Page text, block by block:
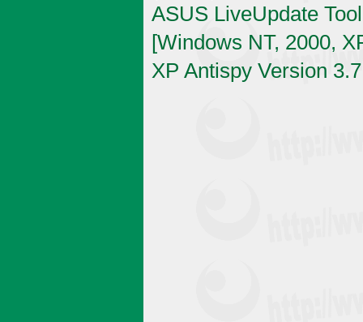
ASUS LiveUpdate
[Windows NT, 2000,
XP Antispy Version